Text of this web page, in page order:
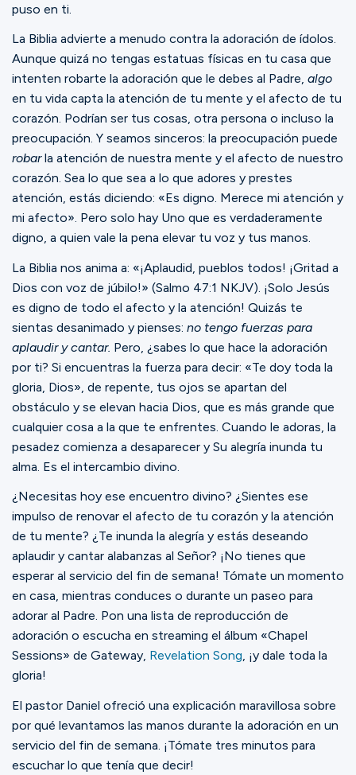
puso en ti.
La Biblia advierte a menudo contra la adoración de ídolos.
Aunque quizá no tengas estatuas físicas en tu casa que
intenten robarte la adoración que le debes al Padre, algo
en tu vida capta la atención de tu mente y el afecto de tu
corazón. Podrían ser tus cosas, otra persona o incluso la
preocupación. Y seamos sinceros: la preocupación puede
robarla atención de nuestra mente y el afecto de nuestro
corazón. Sea lo que sea a lo que adores y prestes
atención, estás diciendo: «Es digno. Merece mi atención y
mi afecto». Pero solo hay Uno que es verdaderamente
digno, a quien vale la pena elevar tu voz y tus manos.
La Biblia nos anima a: «¡Aplaudid, pueblos todos! ¡Gritad a
Dios con voz de júbilo!» (Salmo 47:1 NKJV). ¡Solo Jesús
es digno de todo el afecto y la atención! Quizás te
sientas desanimado y pienses: no tengo fuerzas para
aplaudir y cantar. Pero, ¿sabes lo que hace la adoración
por ti? Si encuentras la fuerza para decir: «Te doy toda la
gloria, Dios», de repente, tus ojos se apartan del
obstáculo y se elevan hacia Dios, que es más grande que
cualquier cosa a la que te enfrentes. Cuando le adoras, la
pesadez comienza a desaparecer y Su alegría inunda tu
alma. Es el intercambio divino.
¿Necesitas hoy ese encuentro divino? ¿Sientes ese
impulso de renovar el afecto de tu corazón y la atención
de tu mente? ¿Te inunda la alegría y estás deseando
aplaudir y cantar alabanzas al Señor? ¡No tienes que
esperar al servicio del fin de semana! Tómate un momento
en casa, mientras conduces o durante un paseo para
adorar al Padre. Pon una lista de reproducción de
adoración o escucha en streaming el álbum «Chapel
Sessions» de Gateway, Revelation Song, ¡y dale toda la
gloria!
El pastor Daniel ofreció una explicación maravillosa sobre
por qué levantamos las manos durante la adoración en un
servicio del fin de semana. ¡Tómate tres minutos para
escuchar lo que tenía que decir!